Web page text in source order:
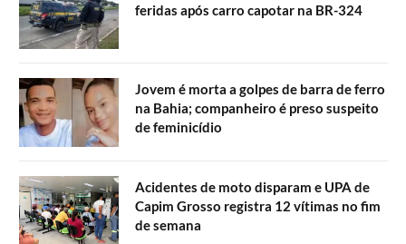
feridas após carro capotar na BR-324
Jovem é morta a golpes de barra de ferro
na Bahia; companheiro é preso suspeito
de feminicídio
Acidentes de moto disparam e UPA de
Capim Grosso registra 12 vítimas no fim
de semana